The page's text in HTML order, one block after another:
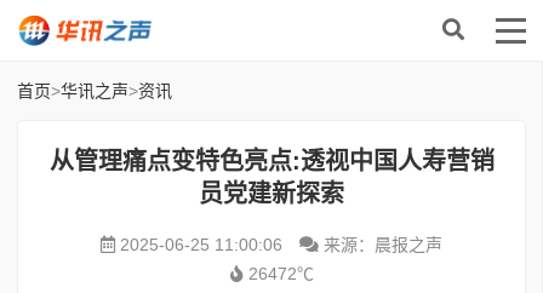
首页>华讯之声>资讯
从管理痛点变特色亮点:透视中国人寿营销
员党建新探索
2025-06-25 11:00:06
来源：晨报之声
26472℃